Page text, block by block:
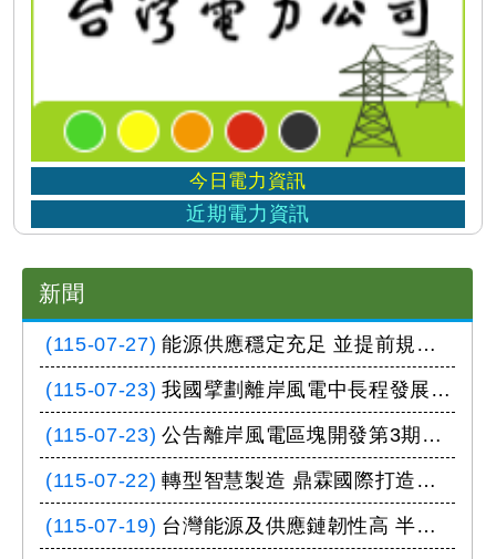
今日電力資訊
近期電力資訊
新聞
(115-07-27) 能源供應穩定充足 並提前規劃因應方案至年底
(115-07-23) 我國擘劃離岸風電中長程發展藍圖 穩健增加產業綠電
(115-07-23) 公告離岸風電區塊開發第3期行政契約 明確開發權利及義務
(115-07-22) 轉型智慧製造 鼎霖國際打造「不打烊智慧節能工廠」 能源署推動中小企業深度節能有成
(115-07-19) 台灣能源及供應鏈韌性高 半導體業近年來成功因應多次全球危機及天災且逆勢成長